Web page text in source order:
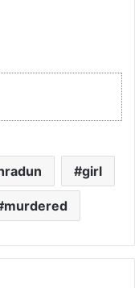
girl
murdered